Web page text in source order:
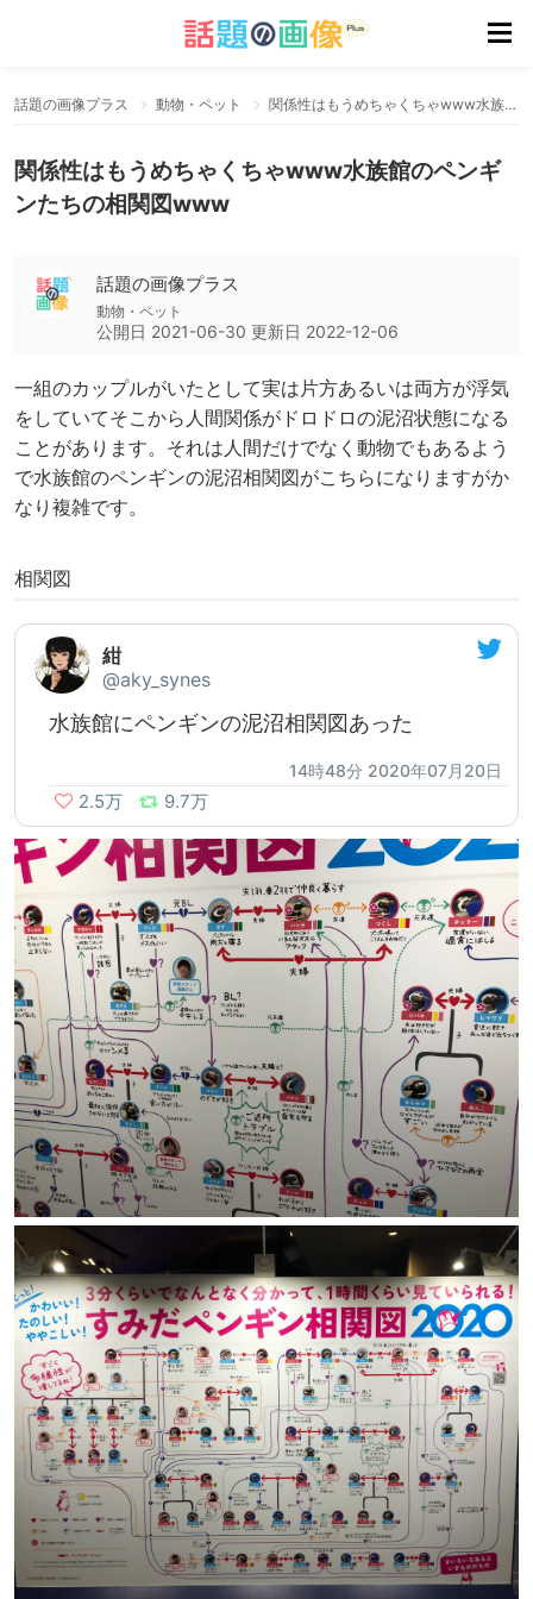
話題の画像プラス 動物・ペット 関係性はもうめちゃくちゃwww水族館のペンギンたちの相関図www
関係性はもうめちゃくちゃwww水族館のペンギ
ンたちの相関図www
話題の画像プラス
動物・ペット
公開日 2021-06-30 更新日 2022-12-06
一組のカップルがいたとして実は片方あるいは両方が浮気
をしていてそこから人間関係がドロドロの泥沼状態になる
ことがあります。それは人間だけでなく動物でもあるよう
で水族館のペンギンの泥沼相関図がこちらになりますがか
なり複雑です。
相関図
紺
@aky_synes
水族館にペンギンの泥沼相関図あった
14時48分 2020年07月20日
2.5万 9.7万